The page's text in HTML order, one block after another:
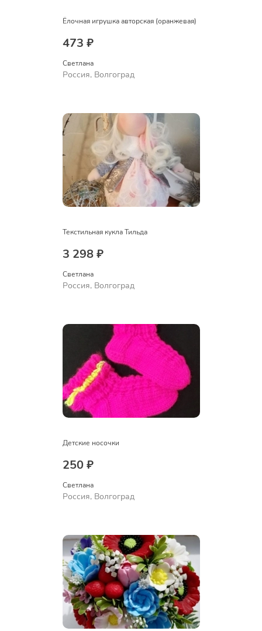
Ёлочная игрушка авторская (оранжевая)
473 ₽
Светлана
Россия, Волгоград
Текстильная кукла Тильда
3 298 ₽
Светлана
Россия, Волгоград
Детские носочки
250 ₽
Светлана
Россия, Волгоград